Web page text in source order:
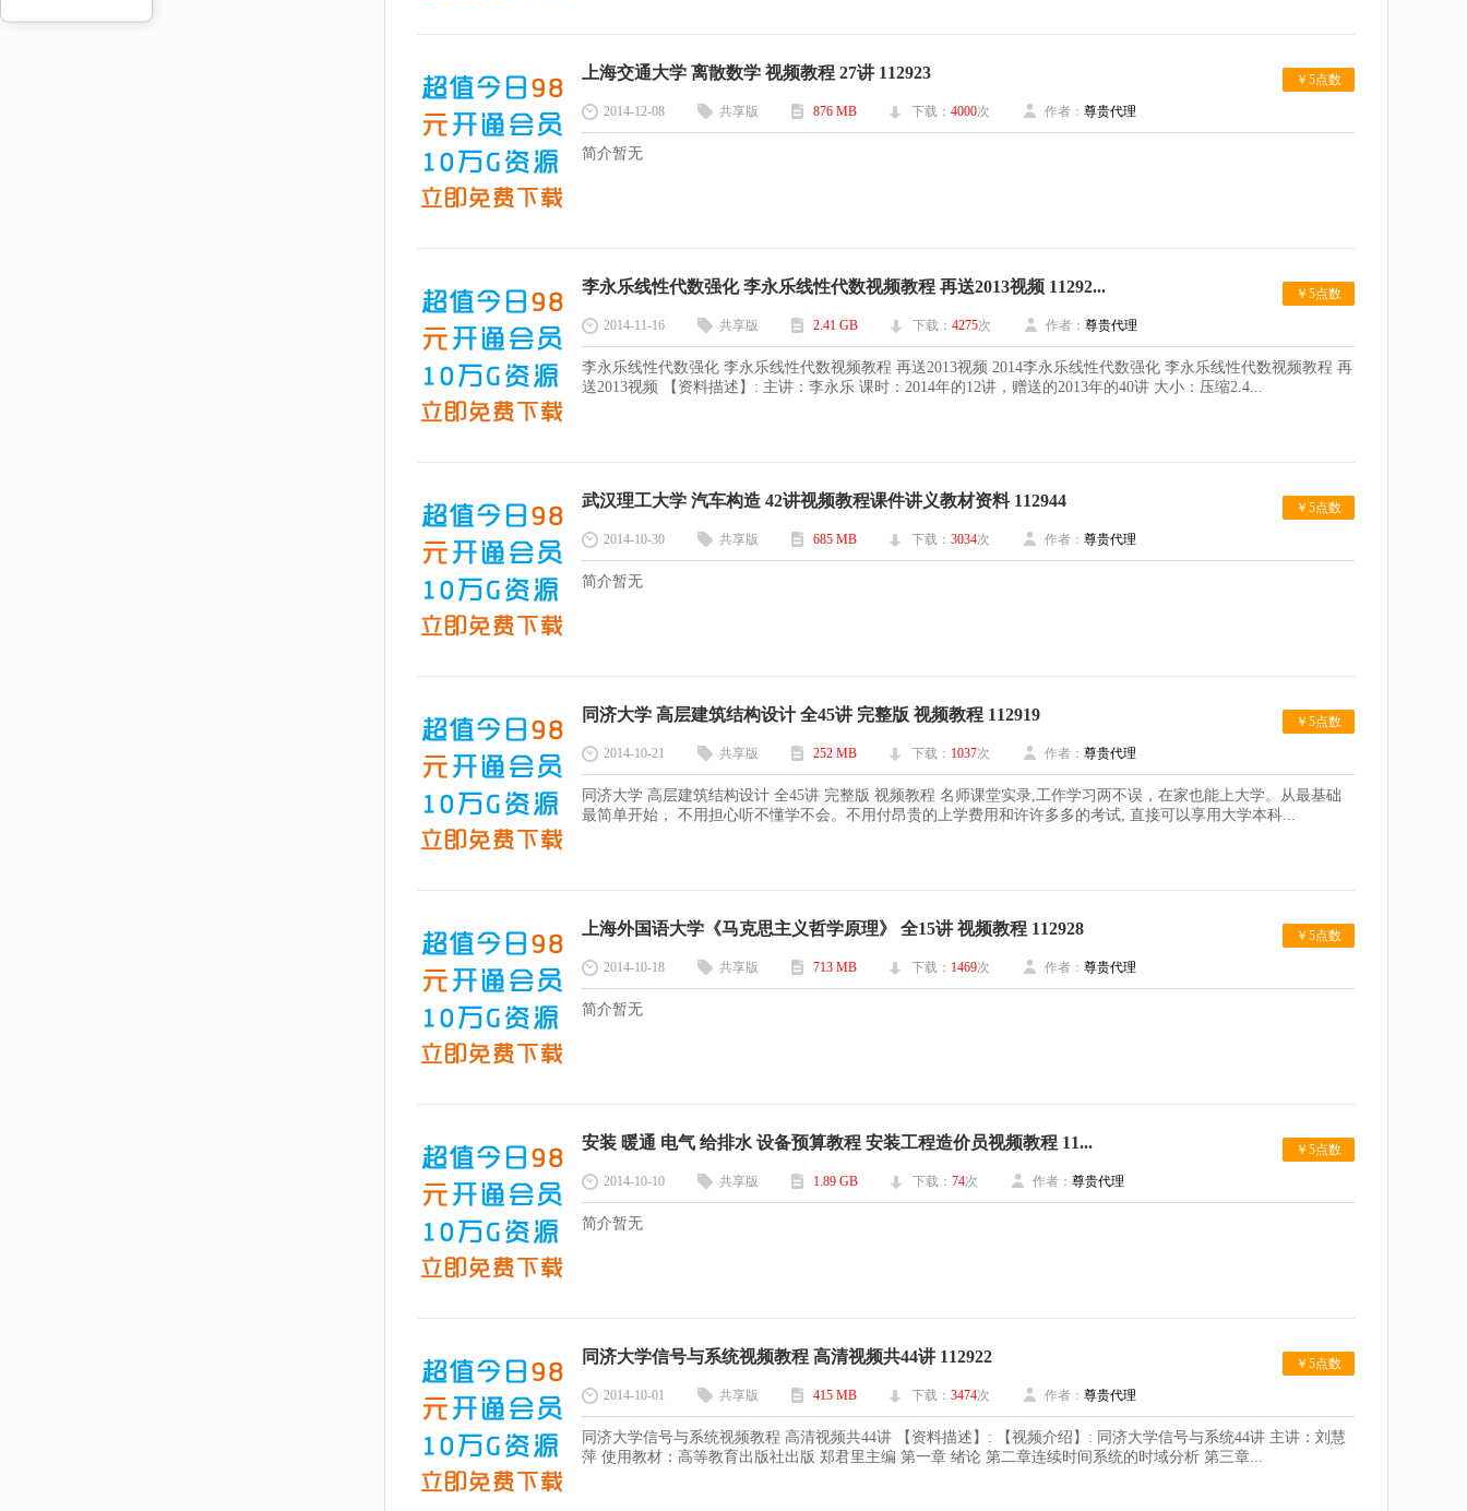
上海交通大学 离散数学 视频教程 27讲 112923
2014-12-08 共享版 876 MB 下载： 4000次 作者： 尊贵代理
￥5点数
简介暂无
李永乐线性代数强化 李永乐线性代数视频教程 再送2013视频 11292...
2014-11-16 共享版 2.41 GB 下载： 4275次 作者： 尊贵代理
￥5点数
李永乐线性代数强化 李永乐线性代数视频教程 再送2013视频 2014李永乐线性代数强化 李永乐线性代数视频教程 再
送2013视频 【资料描述】: 主讲：李永乐 课时：2014年的12讲，赠送的2013年的40讲 大小：压缩2.4...
武汉理工大学 汽车构造 42讲视频教程课件讲义教材资料 112944
2014-10-30 共享版 685 MB 下载： 3034次 作者： 尊贵代理
￥5点数
简介暂无
同济大学 高层建筑结构设计 全45讲 完整版 视频教程 112919
2014-10-21 共享版 252 MB 下载： 1037次 作者： 尊贵代理
￥5点数
同济大学 高层建筑结构设计 全45讲 完整版 视频教程 名师课堂实录,工作学习两不误，在家也能上大学。从最基础
最简单开始， 不用担心听不懂学不会。不用付昂贵的上学费用和许许多多的考试, 直接可以享用大学本科...
上海外国语大学《马克思主义哲学原理》 全15讲 视频教程 112928
2014-10-18 共享版 713 MB 下载： 1469次 作者： 尊贵代理
￥5点数
简介暂无
安装 暖通 电气 给排水 设备预算教程 安装工程造价员视频教程 11...
2014-10-10 共享版 1.89 GB 下载： 74次 作者： 尊贵代理
￥5点数
简介暂无
同济大学信号与系统视频教程 高清视频共44讲 112922
2014-10-01 共享版 415 MB 下载： 3474次 作者： 尊贵代理
￥5点数
同济大学信号与系统视频教程 高清视频共44讲 【资料描述】: 【视频介绍】: 同济大学信号与系统44讲 主讲：刘慧
萍 使用教材：高等教育出版社出版 郑君里主编 第一章 绪论 第二章连续时间系统的时域分析 第三章...